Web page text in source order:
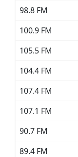
98.8 FM
100.9 FM
105.5 FM
104.4 FM
107.4 FM
107.1 FM
90.7 FM
89.4 FM